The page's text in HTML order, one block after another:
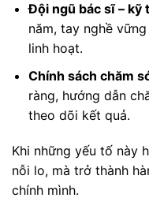
Đội ngũ bác sĩ – kỹ
năm, tay nghề
linh hoạt.
Chính sách chăm
ràng, hướng dẫn
theo dõi kết quả.
Khi những yếu tố này
nỗi lo, mà trở thành
chính mình.